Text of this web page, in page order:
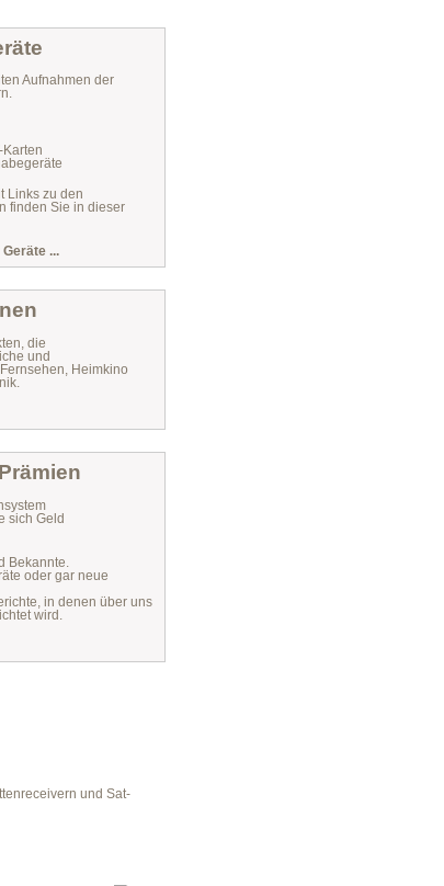
Aufnahmen der
Karten
Links zu den
finden Sie in dieser
...
die
und
Heimkino
sich Geld
Bekannte.
oder gar neue
in denen über uns
wird.
und Sat-